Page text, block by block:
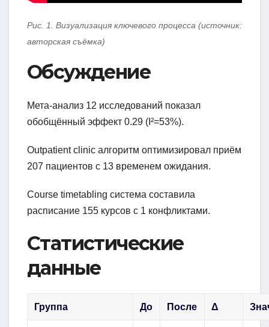
Рис. 1. Визуализация ключевого процесса (источник:
авторская съёмка)
Обсуждение
Мета-анализ 12 исследований показал
обобщённый эффект 0.29 (I²=53%).
Outpatient clinic алгоритм оптимизировал приём
207 пациентов с 13 временем ожидания.
Course timetabling система составила
расписание 155 курсов с 1 конфликтами.
Статистические
данные
Группа До После Δ